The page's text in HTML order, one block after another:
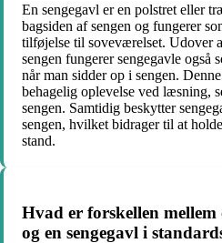
En sengegavl er en polstret eller
bagsiden af sengen og fungerer
tilføjelse til soveværelset. Udover
sengen fungerer sengegavle også
når man sidder op i sengen.
behagelig oplevelse ved læsning,
sengen. Samtidig beskytter
sengen, hvilket bidrager til at
stand.
Hvad er forskellen mellem
og en sengegavl i